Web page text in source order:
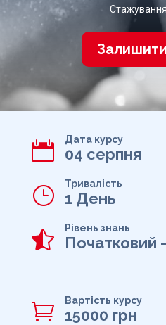
Стажування
 Дата курсу
04 серпня
} Тривалість
1 День
 Рівень знань
Початковий
 Вартість курсу
15000 грн